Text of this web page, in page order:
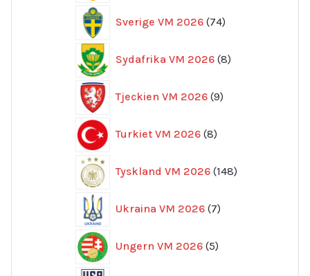
Sverige VM 2026 74
produkter
Sydafrika VM 2026 8
produkter
Tjeckien VM 2026 9
produkter
Turkiet VM 2026 8
produkter
Tyskland VM 2026 148
produkter
Ukraina VM 2026 7
produkter
Ungern VM 2026 5
produkter